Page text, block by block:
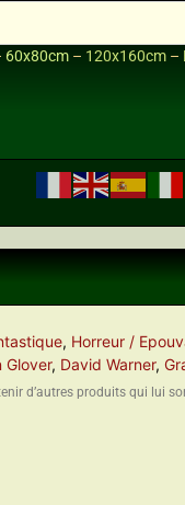
60x80cm – 120x160cm –
, Horreur /
Glover, David Warner,
d’autres produits qui lui